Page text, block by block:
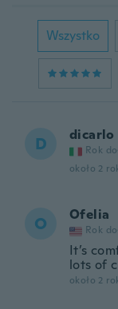
Wszystko
D dicarlo
Rok
około 2
O Ofelia
Rok
It’s
lots of
około 2